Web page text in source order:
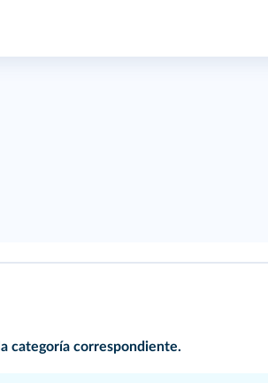
categoría correspondiente.